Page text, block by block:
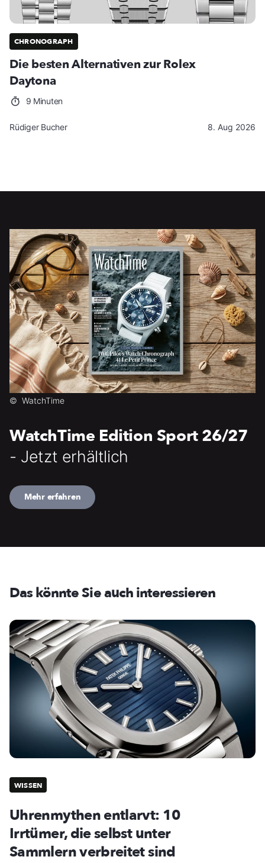
CHRONOGRAPH
Die besten Alternativen zur Rolex
Daytona
9 Minuten
Rüdiger Bucher 8. Aug 2026
© WatchTime
WatchTime Edition Sport 26/27
- Jetzt erhältlich
Mehr erfahren
Das könnte Sie auch interessieren
WISSEN
Uhrenmythen entlarvt: 10
Irrtümer, die selbst unter
Sammlern verbreitet sind